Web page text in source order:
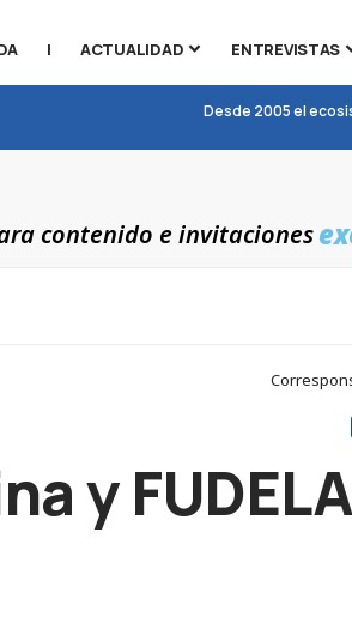
| ACTUALIDAD ENTREVISTAS
Desde 2005 el
contenido e invitaciones
y